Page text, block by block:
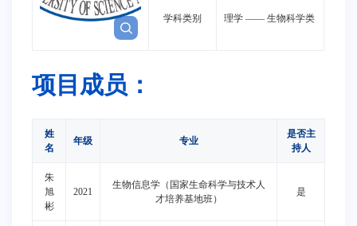
学科类别 理学 ——生物科学类
项目成员：
姓
名
年级 专业
是否主
持人
朱
旭
彬
2021
生物信息学（国家生命科学与技术人
才培养基地班）
是